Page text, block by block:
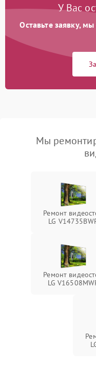
У Вас
Оставьте заявку,
Мы
Ремонт
LG
Ремонт
LG